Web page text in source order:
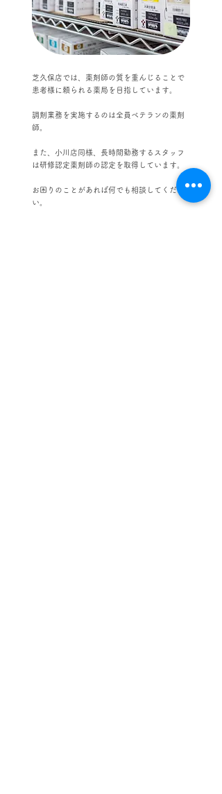
芝久保店では、薬剤師の質を重んじることで
患者様に頼られる薬局を目指しています。
調剤業務を実施するのは全員ベテランの薬剤
師。
また、小川店同様、長時間勤務するスタッフ
は研修認定薬剤師の認定を取得しています。
お困りのことがあれば何でも相談してくださ
い。